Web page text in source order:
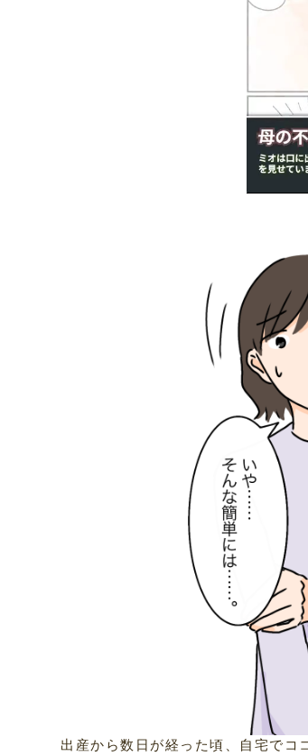
出産から数日が経った頃、自宅でコ